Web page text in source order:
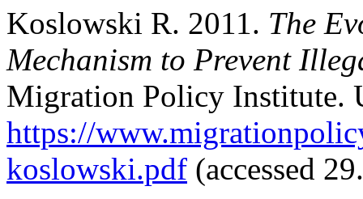
Koslowski R. 2011. The
Mechanism to Prevent
Migration Policy Institute.
https://
koslowski.pdf (accessed